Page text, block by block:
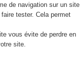
de navigation sur un site
tester. Cela permet
vous évite de perdre en
site.